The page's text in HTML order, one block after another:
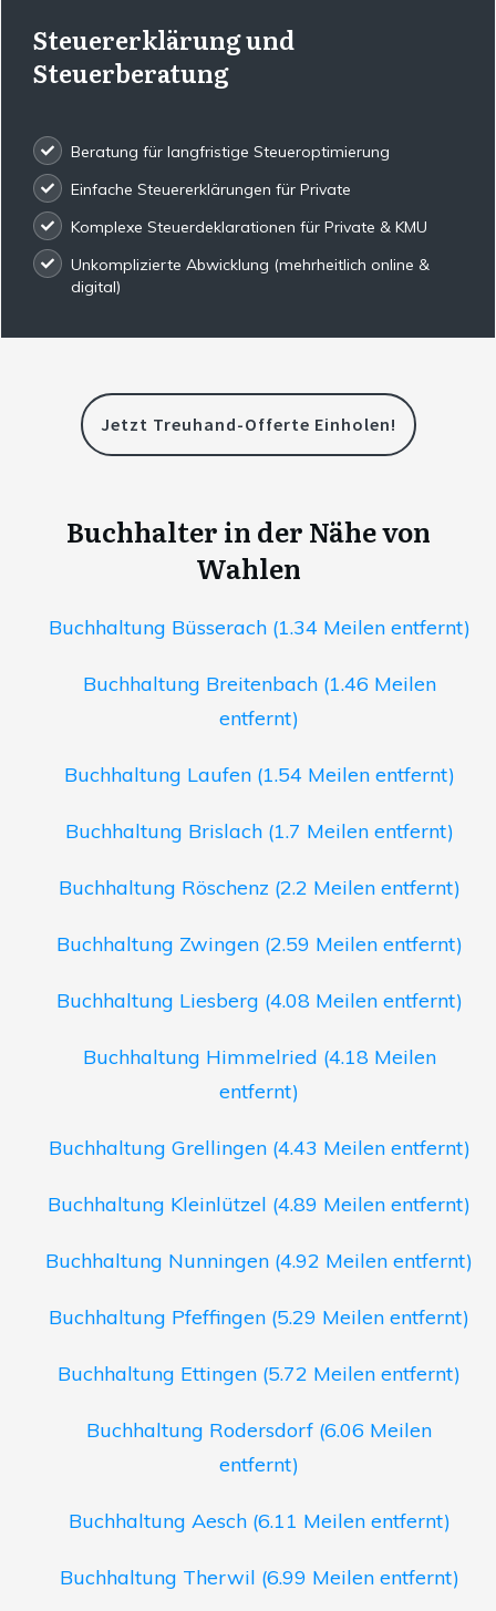
Steuererklärung und
Steuerberatung
Beratung für langfristige Steueroptimierung
Einfache Steuererklärungen für Private
Komplexe Steuerdeklarationen für Private & KMU
Unkomplizierte Abwicklung (mehrheitlich online &
digital)
Jetzt Treuhand-Offerte Einholen!
Buchhalter in der Nähe von
Wahlen
Buchhaltung Büsserach (1.34 Meilen entfernt)
Buchhaltung Breitenbach (1.46 Meilen
entfernt)
Buchhaltung Laufen (1.54 Meilen entfernt)
Buchhaltung Brislach (1.7 Meilen entfernt)
Buchhaltung Röschenz (2.2 Meilen entfernt)
Buchhaltung Zwingen (2.59 Meilen entfernt)
Buchhaltung Liesberg (4.08 Meilen entfernt)
Buchhaltung Himmelried (4.18 Meilen
entfernt)
Buchhaltung Grellingen (4.43 Meilen entfernt)
Buchhaltung Kleinlützel (4.89 Meilen entfernt)
Buchhaltung Nunningen (4.92 Meilen entfernt)
Buchhaltung Pfeffingen (5.29 Meilen entfernt)
Buchhaltung Ettingen (5.72 Meilen entfernt)
Buchhaltung Rodersdorf (6.06 Meilen
entfernt)
Buchhaltung Aesch (6.11 Meilen entfernt)
Buchhaltung Therwil (6.99 Meilen entfernt)